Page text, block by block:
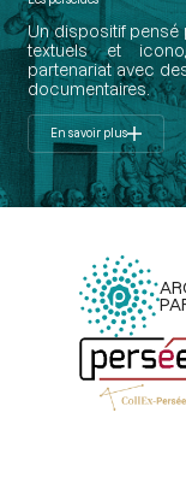
Un dispositif pensé
textuels et
partenariat avec
documentaires.
En savoir plus